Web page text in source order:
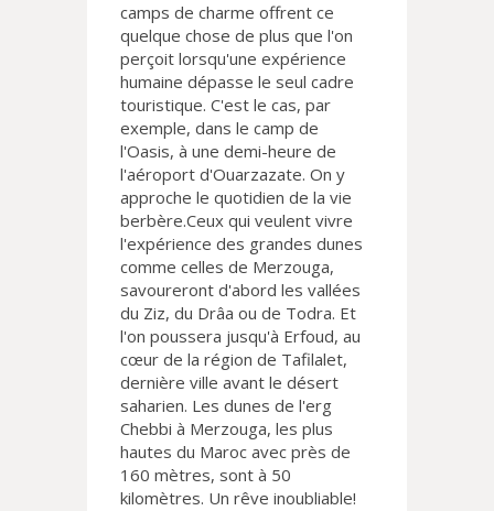
camps de charme offrent ce
quelque chose de plus que l'on
perçoit lorsqu'une expérience
humaine dépasse le seul cadre
touristique. C'est le cas, par
exemple, dans le camp de
l'Oasis, à une demi-heure de
l'aéroport d'Ouarzazate. On y
approche le quotidien de la vie
berbère.Ceux qui veulent vivre
l'expérience des grandes dunes
comme celles de Merzouga,
savoureront d'abord les vallées
du Ziz, du Drâa ou de Todra. Et
l'on poussera jusqu'à Erfoud, au
cœur de la région de Tafilalet,
dernière ville avant le désert
saharien. Les dunes de l'erg
Chebbi à Merzouga, les plus
hautes du Maroc avec près de
160 mètres, sont à 50
kilomètres. Un rêve inoubliable!